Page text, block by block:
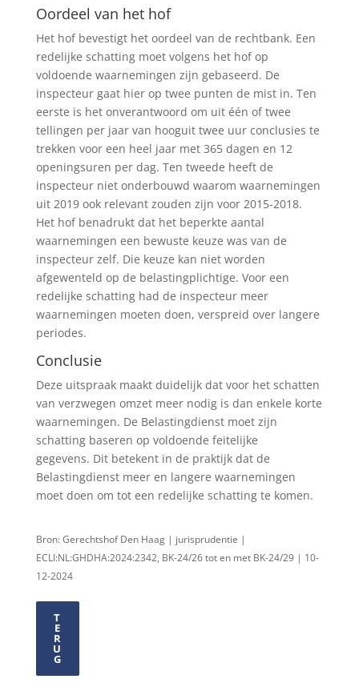
Oordeel van het hof
Het hof bevestigt het oordeel van de rechtbank. Een
redelijke schatting moet volgens het hof op
voldoende waarnemingen zijn gebaseerd. De
inspecteur gaat hier op twee punten de mist in. Ten
eerste is het onverantwoord om uit één of twee
tellingen per jaar van hooguit twee uur conclusies te
trekken voor een heel jaar met 365 dagen en 12
openingsuren per dag. Ten tweede heeft de
inspecteur niet onderbouwd waarom waarnemingen
uit 2019 ook relevant zouden zijn voor 2015-2018.
Het hof benadrukt dat het beperkte aantal
waarnemingen een bewuste keuze was van de
inspecteur zelf. Die keuze kan niet worden
afgewenteld op de belastingplichtige. Voor een
redelijke schatting had de inspecteur meer
waarnemingen moeten doen, verspreid over langere
periodes.
Conclusie
Deze uitspraak maakt duidelijk dat voor het schatten
van verzwegen omzet meer nodig is dan enkele korte
waarnemingen. De Belastingdienst moet zijn
schatting baseren op voldoende feitelijke
gegevens. Dit betekent in de praktijk dat de
Belastingdienst meer en langere waarnemingen
moet doen om tot een redelijke schatting te komen.
Bron: Gerechtshof Den Haag | jurisprudentie |
ECLI:NL:GHDHA:2024:2342, BK-24/26 tot en met BK-24/29 | 10-
12-2024
T
E
R
U
G